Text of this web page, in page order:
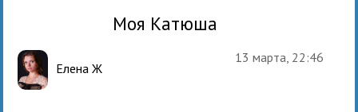
Моя Катюша
Елена Ж
13 марта, 22:46